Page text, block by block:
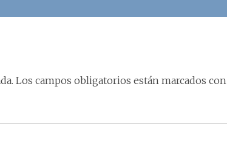
Los campos obligatorios están marcados con